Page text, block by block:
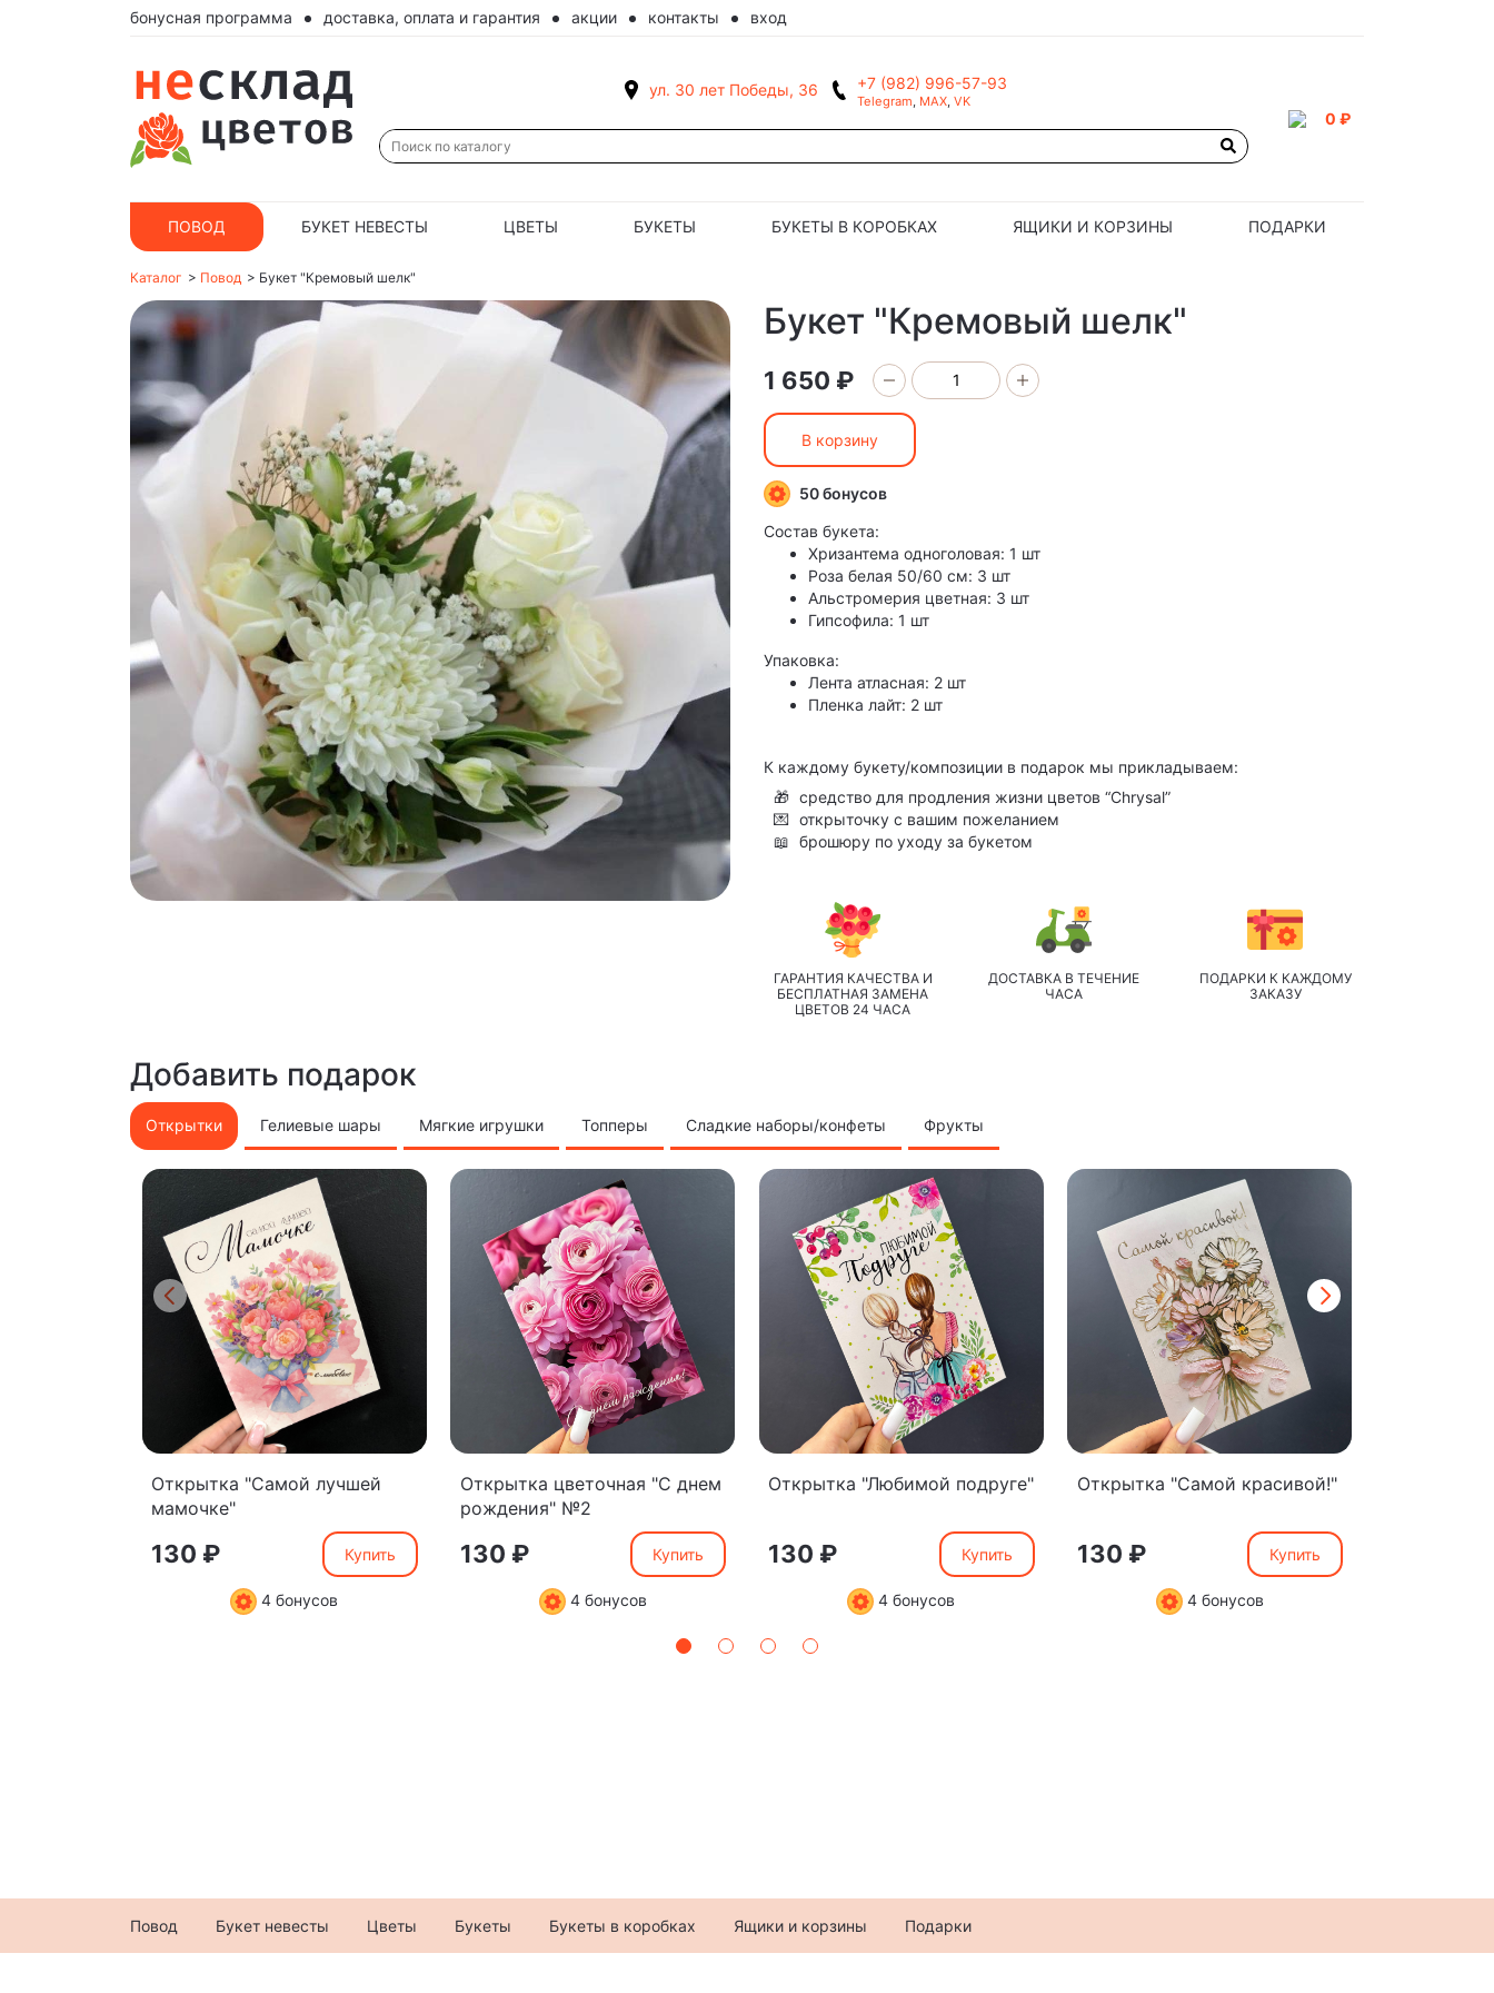
бонусная программа доставка, оплата и гарантия акции контакты вход
ул. 30 лет Победы, 36 +7 (982) 996-57-93
Telegram, MAX, VK
0 ₽
ПОВОД БУКЕТ НЕВЕСТЫ ЦВЕТЫ БУКЕТЫ БУКЕТЫ В КОРОБКАХ ЯЩИКИ И КОРЗИНЫ ПОДАРКИ
Каталог > Повод > Букет "Кремовый шелк"
Букет "Кремовый шелк"
1 650 ₽
В корзину
50 бонусов
Состав букета:
Хризантема одноголовая: 1 шт
Роза белая 50/60 см: 3 шт
Альстромерия цветная: 3 шт
Гипсофила: 1 шт
Упаковка:
Лента атласная: 2 шт
Пленка лайт: 2 шт
К каждому букету/композиции в подарок мы прикладываем:
🎁 средство для продления жизни цветов “Chrysal”
💌 открыточку с вашим пожеланием
📖 брошюру по уходу за букетом
ГАРАНТИЯ КАЧЕСТВА И
БЕСПЛАТНАЯ ЗАМЕНА
ЦВЕТОВ 24 ЧАСА
ДОСТАВКА В ТЕЧЕНИЕ
ЧАСА
ПОДАРКИ К КАЖДОМУ
ЗАКАЗУ
Добавить подарок
Открытки Гелиевые шары Мягкие игрушки Топперы Сладкие наборы/конфеты Фрукты
Открытка "Самой лучшей
мамочке"
130 ₽ Купить
4 бонусов
Открытка цветочная "С днем
рождения" №2
130 ₽ Купить
4 бонусов
Открытка "Любимой подруге"
130 ₽ Купить
4 бонусов
Открытка "Самой красивой!"
130 ₽ Купить
4 бонусов
Повод Букет невесты Цветы Букеты Букеты в коробках Ящики и корзины Подарки